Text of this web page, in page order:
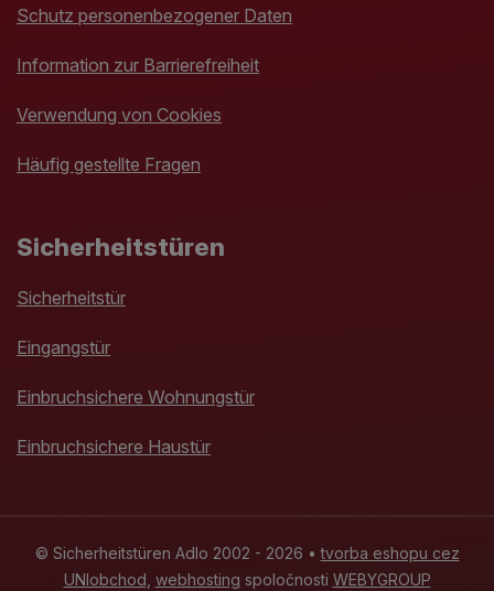
Schutz personenbezogener Daten
Information zur Barrierefreiheit
Verwendung von Cookies
Häufig gestellte Fragen
Sicherheitstüren
Sicherheitstür
Eingangstür
Einbruchsichere Wohnungstür
Einbruchsichere Haustür
© Sicherheitstüren Adlo 2002 - 2026 •tvorba eshopu cez
UNIobchod webhosting spoločnosti WEBYGROUP